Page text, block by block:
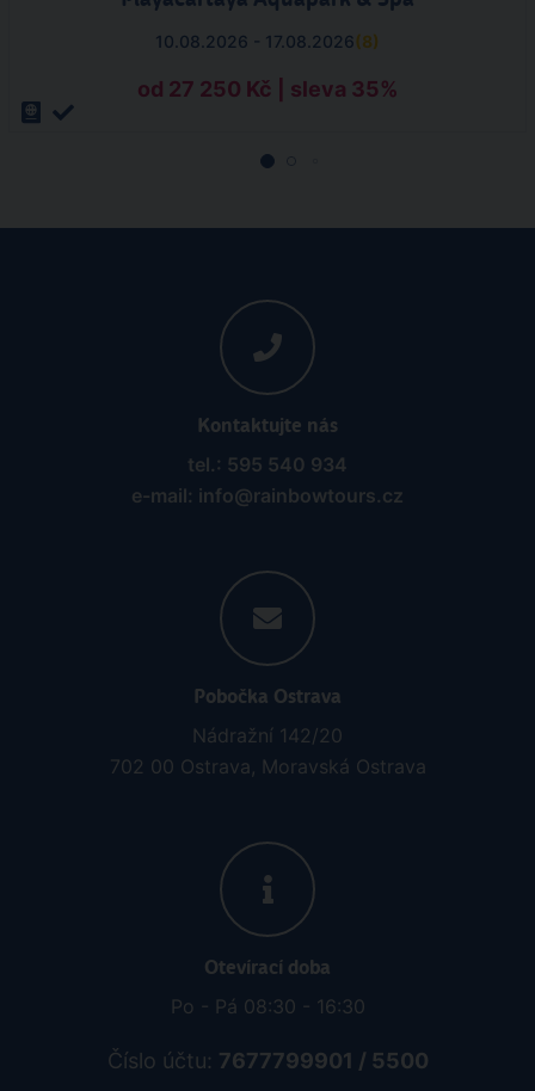
10.08.2026 - 17.08.2026(8)
od 27 250 Kč | sleva 35%
Kontaktujte nás
tel.: 595 540 934
e-mail: info@rainbowtours.cz
Pobočka Ostrava
Nádražní 142/20
702 00 Ostrava, Moravská Ostrava
Otevírací doba
Po - Pá 08:30 - 16:30
Číslo účtu: 7677799901 / 5500